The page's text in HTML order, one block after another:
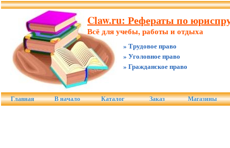
Claw.ru: Рефераты по
Всё для учебы, работы и отдыха
» Трудовое право
» Уголовное право
» Гражданское право
Главная В начало Каталог Заказ Магазины